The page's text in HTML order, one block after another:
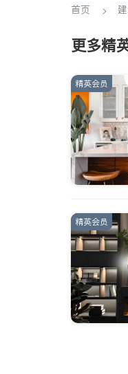
首页
更多精
精英会员
精英会员